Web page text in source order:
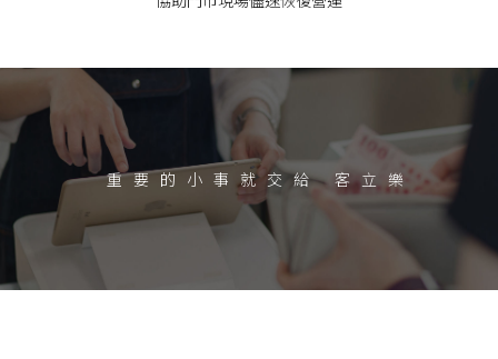
重要的小事就交給 客立樂